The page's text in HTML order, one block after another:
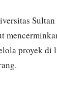
proyek di